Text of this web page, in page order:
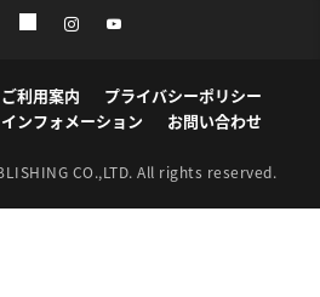
ご利用案内
プライバシーポリシー
インフォメーション お問い合わせ
CO.,LTD. All rights reserved.